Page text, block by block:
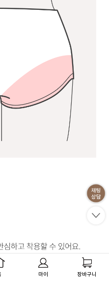
마이 장바구니